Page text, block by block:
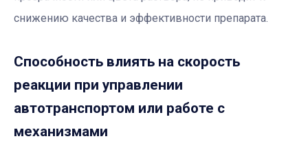
снижению качества и эффективности препарата.
Способность влиять на скорость
реакции при управлении
автотранспортом или работе с
механизмами